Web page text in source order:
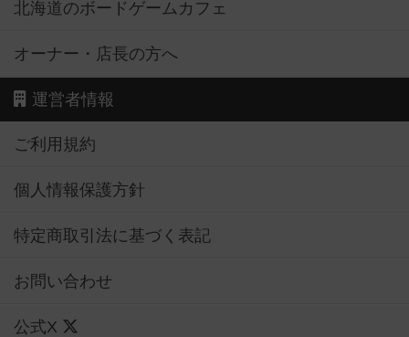
北海道のボードゲームカフェ
オーナー・店長の方へ
運営者情報
ご利用規約
個人情報保護方針
特定商取引法に基づく表記
お問い合わせ
公式X